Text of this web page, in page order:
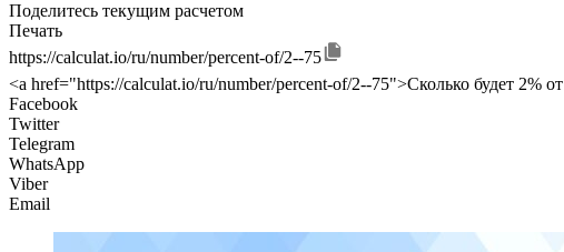
Поделитесь текущим расчетом
Печать
https://calculat.io/ru/number/percent-of/2--75
<a href="https://calculat.io/ru/number/percent-of/2--75">Сколько будет 2%
Facebook
Twitter
Telegram
WhatsApp
Viber
Email